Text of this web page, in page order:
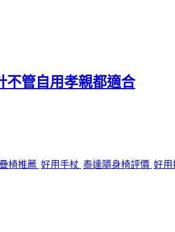
不管自用孝親都適合
椅推薦 好用手杖 泰達隨身椅評價 好用